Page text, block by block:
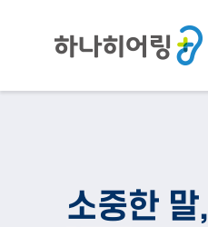
소중한 말,